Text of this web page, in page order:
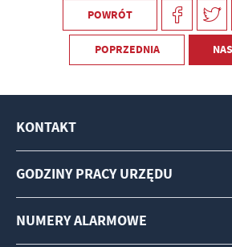
POWRÓT
POPRZEDNIA
KONTAKT
GODZINY PRACY URZĘDU
NUMERY ALARMOWE